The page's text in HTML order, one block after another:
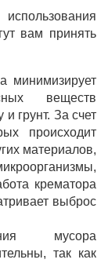
вам принять
минимизирует
веществ
грунт. За счет
происходит
материалов,
крематора
выброс
мусора
так как